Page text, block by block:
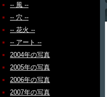
-- 風 --
-- 穴 --
-- 花火 --
-- アート --
2004年の写真
2005年の写真
2006年の写真
2007年の写真